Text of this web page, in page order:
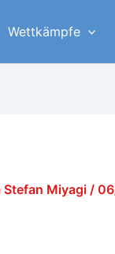
Wettkämpfe
Stefan Miyagi /